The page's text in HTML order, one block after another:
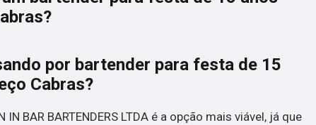
por bartender para festa de 15
Cabras?
IN BAR BARTENDERS LTDA é a opção mais viável, já que